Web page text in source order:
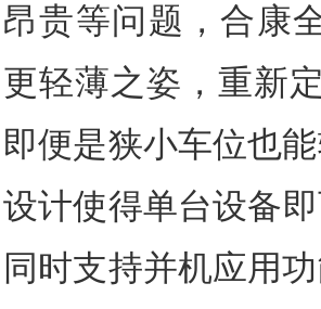
昂贵等问题，合康
更轻薄之姿，重新
即便是狭小车位也
设计使得单台设备
同时支持并机应用